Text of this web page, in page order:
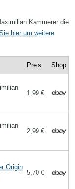
Kammerer die
hier um weitere
Preis Shop
1,99 €
2,99 €
Origin
5,70 €